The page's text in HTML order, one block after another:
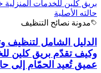
مدونة نصائح التنظيف
الدليل الشامل لتنظيف
وكيف تقدّم بريق كلين
عميق تُعيد الحمّام إلى